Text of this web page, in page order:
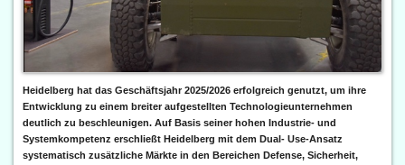
Heidelberg hat das Geschäftsjahr 2025/2026 erfolgreich genutzt, um ihre
Entwicklung zu einem breiter aufgestellten Technologieunternehmen
deutlich zu beschleunigen. Auf Basis seiner hohen Industrie- und
Systemkompetenz erschließt Heidelberg mit dem Dual- Use-Ansatz
systematisch zusätzliche Märkte in den Bereichen Defense, Sicherheit,